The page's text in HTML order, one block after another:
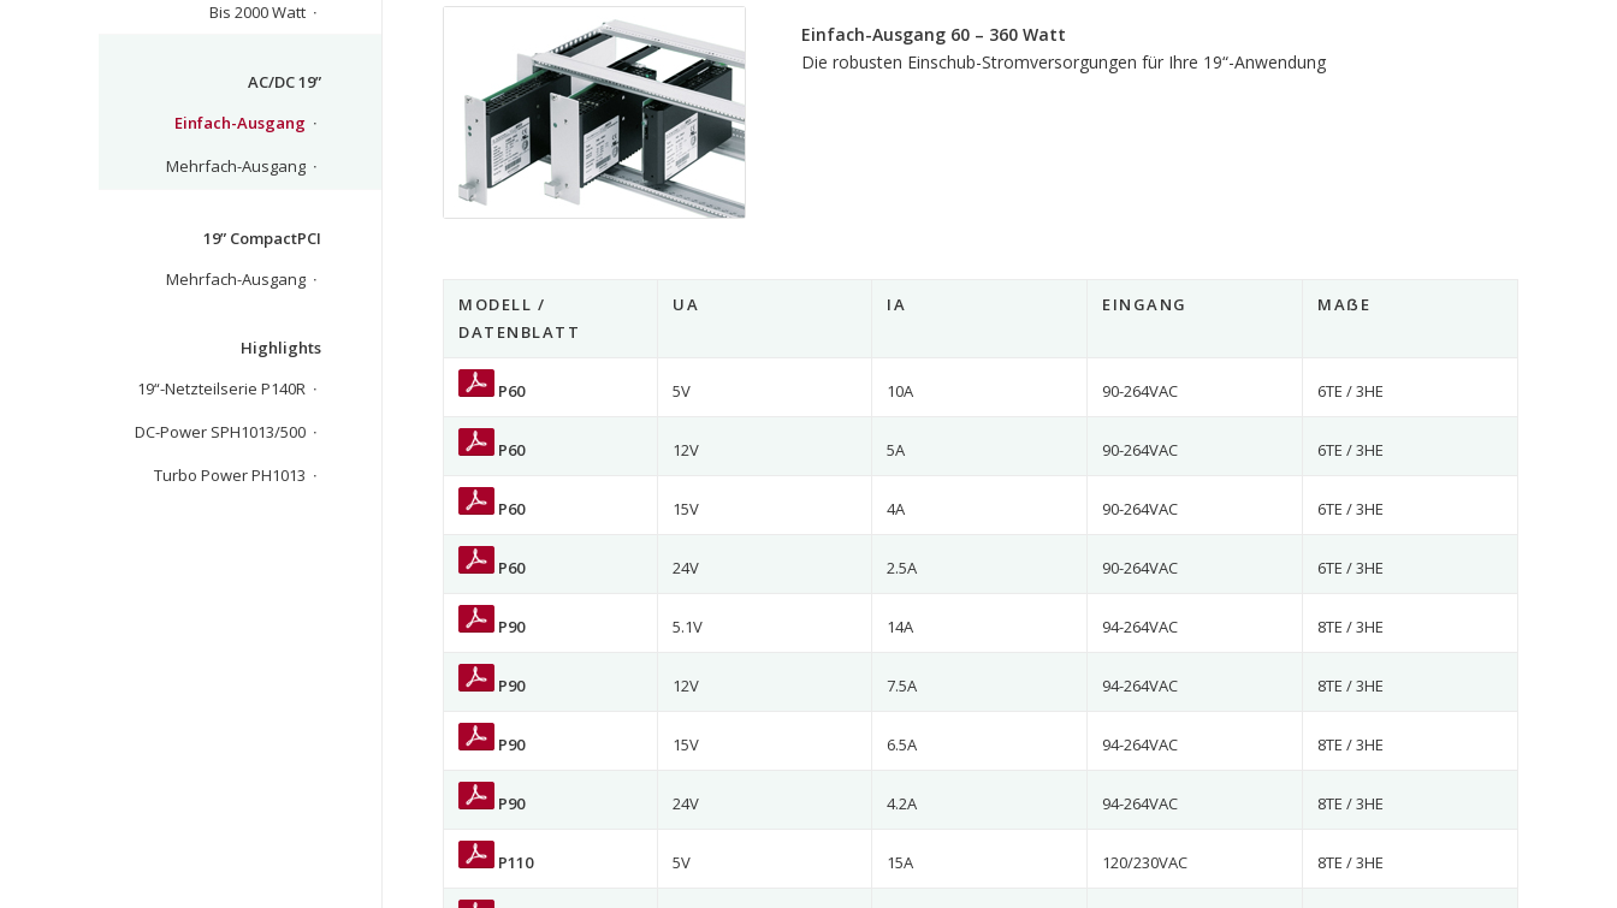
Einfach-Ausgang 60 – 360 Watt
Die robusten Einschub-Stromversorgungen für Ihre 19“-Anwendung
MODELL /
DATENBLATT
UA IA EINGANG MAẞE
P60 5V 10A 90-264VAC 6TE / 3HE
P60 12V 5A 90-264VAC 6TE / 3HE
P60 15V 4A 90-264VAC 6TE / 3HE
P60 24V 2.5A 90-264VAC 6TE / 3HE
P90 5.1V 14A 94-264VAC 8TE / 3HE
P90 12V 7.5A 94-264VAC 8TE / 3HE
P90 15V 6.5A 94-264VAC 8TE / 3HE
P90 24V 4.2A 94-264VAC 8TE / 3HE
P110 5V 15A 120/230VAC 8TE / 3HE
Bis 2000 Watt
AC/DC 19”
Einfach-Ausgang
Mehrfach-Ausgang
19” CompactPCI
Mehrfach-Ausgang
Highlights
19“-Netzteilserie P140R
DC-Power SPH1013/500
Turbo Power PH1013